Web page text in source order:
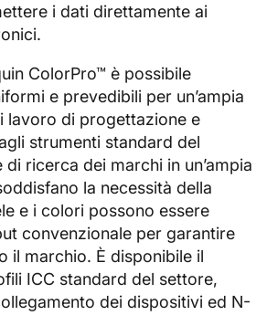
i dati direttamente ai
ColorPro™ è possibile
e prevedibili per un’ampia
lavoro di progettazione e
strumenti standard del
ricerca dei marchi in un’ampia
la necessità della
e i colori possono essere
convenzionale per garantire
il marchio. È disponibile il
ICC standard del settore,
dei dispositivi ed N-